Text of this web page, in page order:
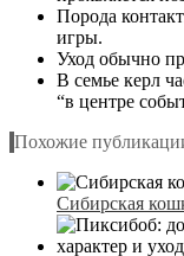
Порода
игры.
Уход обычно
В семье керл
“в центре
Похожие
Сибирская